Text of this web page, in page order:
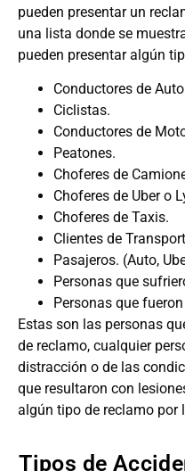
pueden presentar un
una lista donde se
pueden presentar algún
Conductores de
Ciclistas.
Conductores de
Peatones.
Choferes de
Choferes de Uber o
Choferes de Taxis.
Clientes de
Pasajeros. (Auto,
Personas que
Personas que
Estas son las personas
de reclamo, cualquier
distracción o de las
que resultaron con
algún tipo de reclamo por
Tipos de